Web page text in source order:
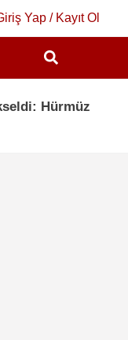
Yap / Kayıt Ol
Hürmüz